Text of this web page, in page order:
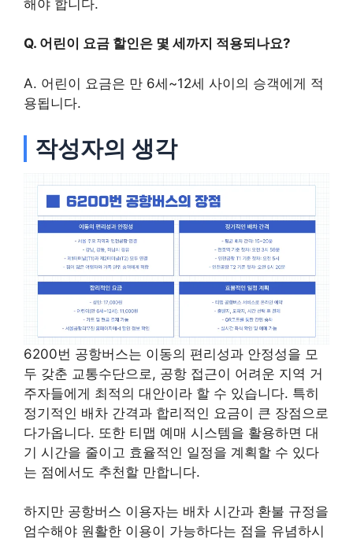
해야 합니다.
Q. 어린이 요금 할인은 몇 세까지 적용되나요?
A. 어린이 요금은 만 6세~12세 사이의 승객에게 적
용됩니다.
작성자의 생각
6200번 공항버스는 이동의 편리성과 안정성을 모
두 갖춘 교통수단으로, 공항 접근이 어려운 지역 거
주자들에게 최적의 대안이라 할 수 있습니다. 특히
정기적인 배차 간격과 합리적인 요금이 큰 장점으로
다가옵니다. 또한 티맵 예매 시스템을 활용하면 대
기 시간을 줄이고 효율적인 일정을 계획할 수 있다
는 점에서도 추천할 만합니다.
하지만 공항버스 이용자는 배차 시간과 환불 규정을
엄수해야 원활한 이용이 가능하다는 점을 유념하시